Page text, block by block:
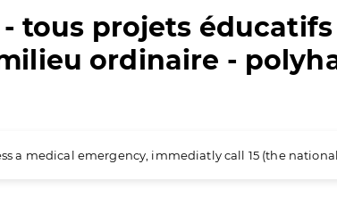
- tous projets
ordinaire -
a medical emergency, immediatly call 15 (the